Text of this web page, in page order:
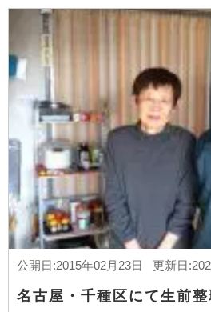
公開日:2015年02月23日 更新日
名古屋・千種区にて生前整